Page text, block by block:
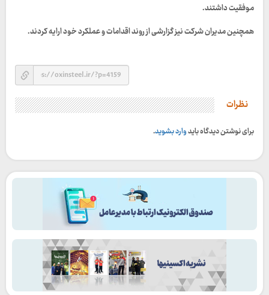
موفقیت داشتند.
همچنین مدیران شرکت نیز گزارشی از روند اقدامات و عملکرد خود ارایه کردند.
نظرات
برای نوشتن دیدگاه بایدوارد بشوید.